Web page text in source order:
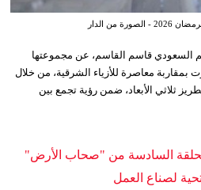
من الدار
السعودي قاسم القاسم، عن مجموعتها
والتي تميزت بمقاربة معاصرة للأزياء الشرقية، من خلال
ثلاثي الأبعاد، ضمن رؤية تجمع بين
السادسة من "صحاب الأرض"
لصناع العمل